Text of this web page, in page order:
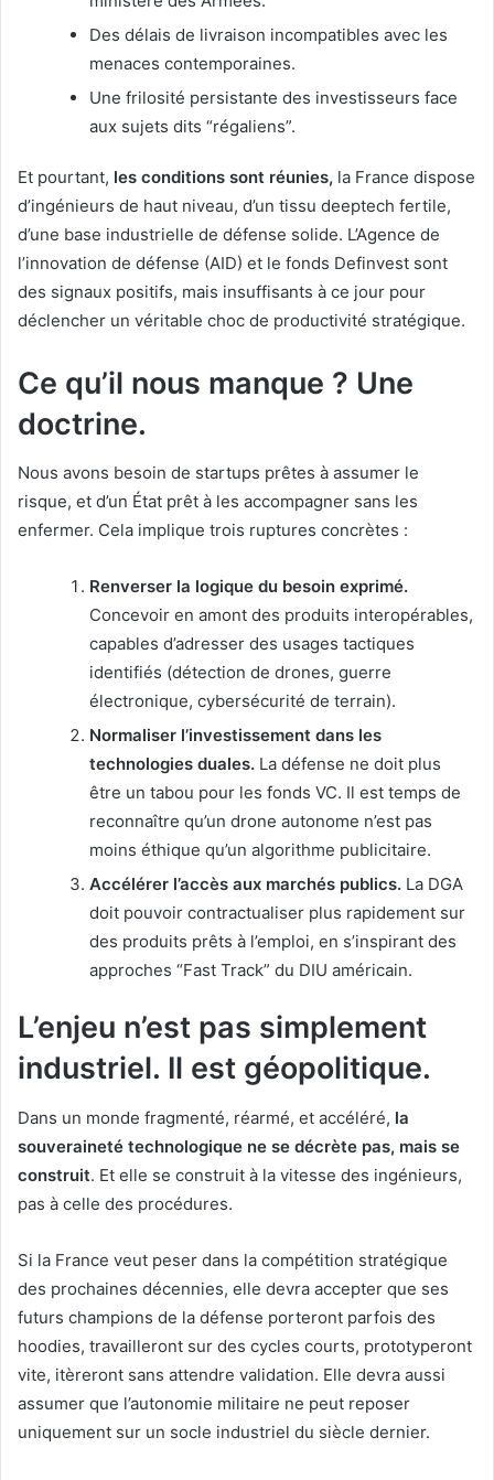
Des délais de livraison incompatibles avec les
menaces contemporaines.
Une frilosité persistante des investisseurs face
aux sujets dits “régaliens”.
Et pourtant, les conditions sont réunies, la France dispose
d’ingénieurs de haut niveau, d’un tissu deeptech fertile,
d’une base industrielle de défense solide. L’Agence de
l’innovation de défense (AID) et le fonds Definvest sont
des signaux positifs, mais insuffisants à ce jour pour
déclencher un véritable choc de productivité stratégique.
Ce qu’il nous manque ? Une
doctrine.
Nous avons besoin de startups prêtes à assumer le
risque, et d’un État prêt à les accompagner sans les
enfermer. Cela implique trois ruptures concrètes :
Renverser la logique du besoin exprimé.
Concevoir en amont des produits interopérables,
capables d’adresser des usages tactiques
identifiés (détection de drones, guerre
électronique, cybersécurité de terrain).
Normaliser l’investissement dans les
technologies duales. La défense ne doit plus
être un tabou pour les fonds VC. Il est temps de
reconnaître qu’un drone autonome n’est pas
moins éthique qu’un algorithme publicitaire.
Accélérer l’accès aux marchés publics. La DGA
doit pouvoir contractualiser plus rapidement sur
des produits prêts à l’emploi, en s’inspirant des
approches “Fast Track” du DIU américain.
L’enjeu n’est pas simplement
industriel. Il est géopolitique.
Dans un monde fragmenté, réarmé, et accéléré, la
souveraineté technologique ne se décrète pas, mais se
construit. Et elle se construit à la vitesse des ingénieurs,
pas à celle des procédures.
Si la France veut peser dans la compétition stratégique
des prochaines décennies, elle devra accepter que ses
futurs champions de la défense porteront parfois des
hoodies, travailleront sur des cycles courts, prototyperont
vite, itèreront sans attendre validation. Elle devra aussi
assumer que l’autonomie militaire ne peut reposer
uniquement sur un socle industriel du siècle dernier.